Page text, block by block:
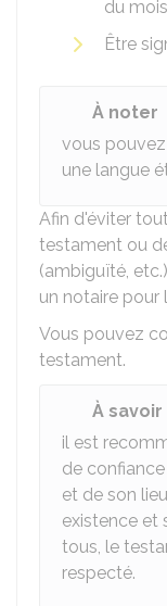
du
Être
À noter
vous
une langue
Afin d'éviter
testament ou
(ambiguïté,
un notaire pour
Vous pouvez
testament.
À savoir
il est
de
et de son
existence et
tous, le
respecté.